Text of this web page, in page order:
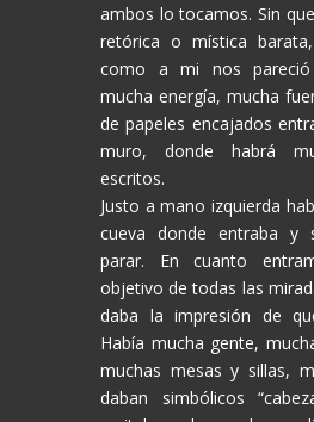
ambos lo tocamos. Sin
retórica o mística
como a mi nos
mucha energía, mucha
de papeles encajados
muro, donde habrá
escritos.
Justo a mano izquierda
cueva donde entraba y
parar. En cuanto
objetivo de todas las
daba la impresión de
Había mucha gente,
muchas mesas y sillas,
daban simbólicos